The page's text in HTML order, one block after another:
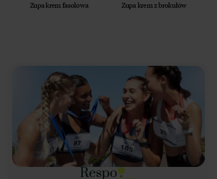
Zupa krem fasolowa Zupa krem z brokułów